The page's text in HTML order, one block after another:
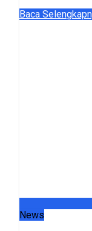
Baca
News